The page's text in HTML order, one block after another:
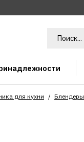
для кухни Блендеры